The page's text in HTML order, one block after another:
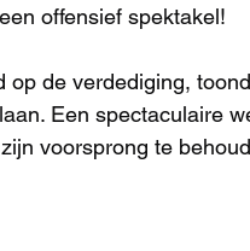
offensief spektakel!
de verdediging,
Een spectaculaire
voorsprong te